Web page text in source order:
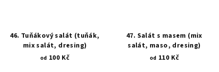
46. Tuňákový salát (tuňák,
mix salát, dresing)
od 100 Kč
47. Salát s masem (mix
salát, maso, dresing)
od 110 Kč